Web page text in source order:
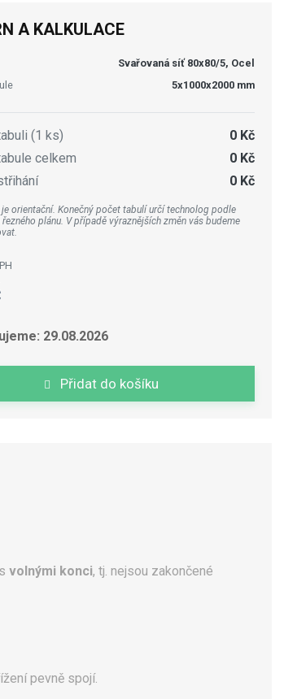
A KALKULACE
Svařovaná síť 80x80/5, Ocel
5x1000x2000 mm
(1 ks)
0 Kč
celkem
0 Kč
0 Kč
orientační. Konečný počet tabulí určí technolog podle
řezného plánu. V případě výraznějších změn vás budeme
29.08.2026
Přidat do košíku
volnými konci, tj. nejsou zakončené
pevně spojí.